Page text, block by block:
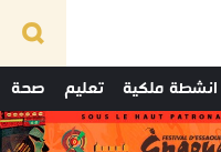
انشطة ملكية تعليم صحة